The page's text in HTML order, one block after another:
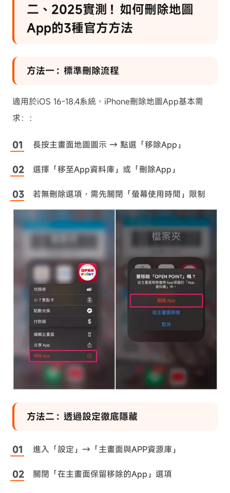
二、2025實測！如何刪除地圖
App的3種官方方法
方法一：標準刪除流程
適用於iOS 16-18.4系統，iPhone刪除地圖App基本需
求：：
長按主畫面地圖圖示 → 點選「移除App」
選擇「移至App資料庫」或「刪除App」
若無刪除選項，需先關閉「螢幕使用時間」限制
方法二：透過設定徹底隱藏
進入「設定」→「主畫面與APP資源庫」
關閉「在主畫面保留移除的App」選項